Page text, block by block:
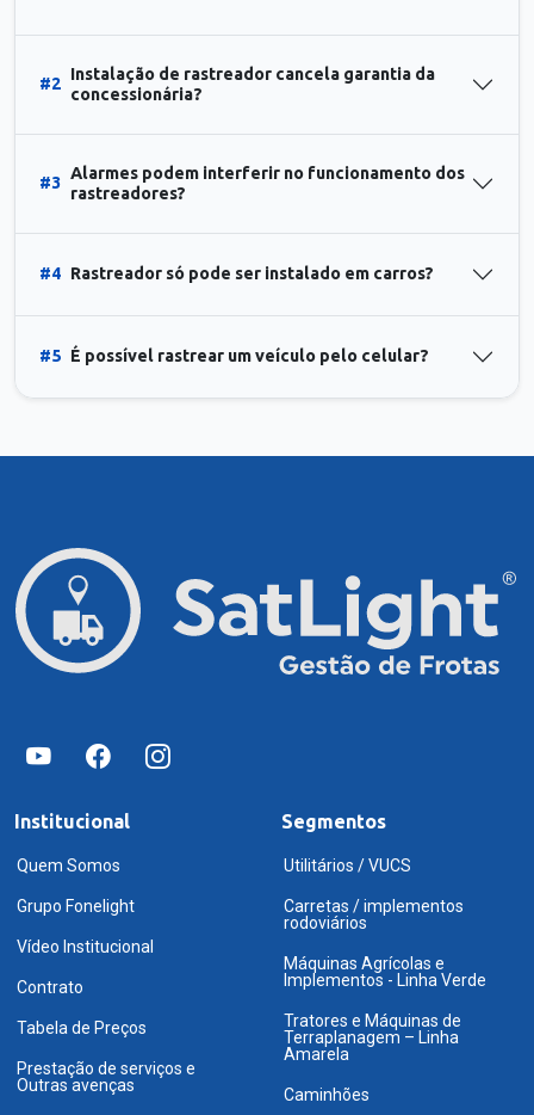
#2
Instalação de rastreador cancela garantia da
concessionária?
#3
Alarmes podem interferir no funcionamento dos
rastreadores?
#4 Rastreador só pode ser instalado em carros?
#5 É possível rastrear um veículo pelo celular?
Institucional
Quem Somos
Grupo Fonelight
Vídeo Institucional
Contrato
Tabela de Preços
Prestação de serviços e
Outras avenças
Segmentos
Utilitários / VUCS
Carretas / implementos
rodoviários
Máquinas Agrícolas e
Implementos - Linha Verde
Tratores e Máquinas de
Terraplanagem – Linha
Amarela
Caminhões